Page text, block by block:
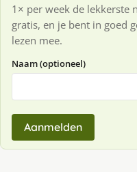
1× per week de lekkerste
gratis, en je bent in goed
lezen mee.
Naam (optioneel)
Aanmelden